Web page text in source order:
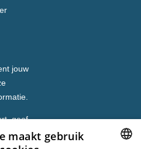
maakt gebruik